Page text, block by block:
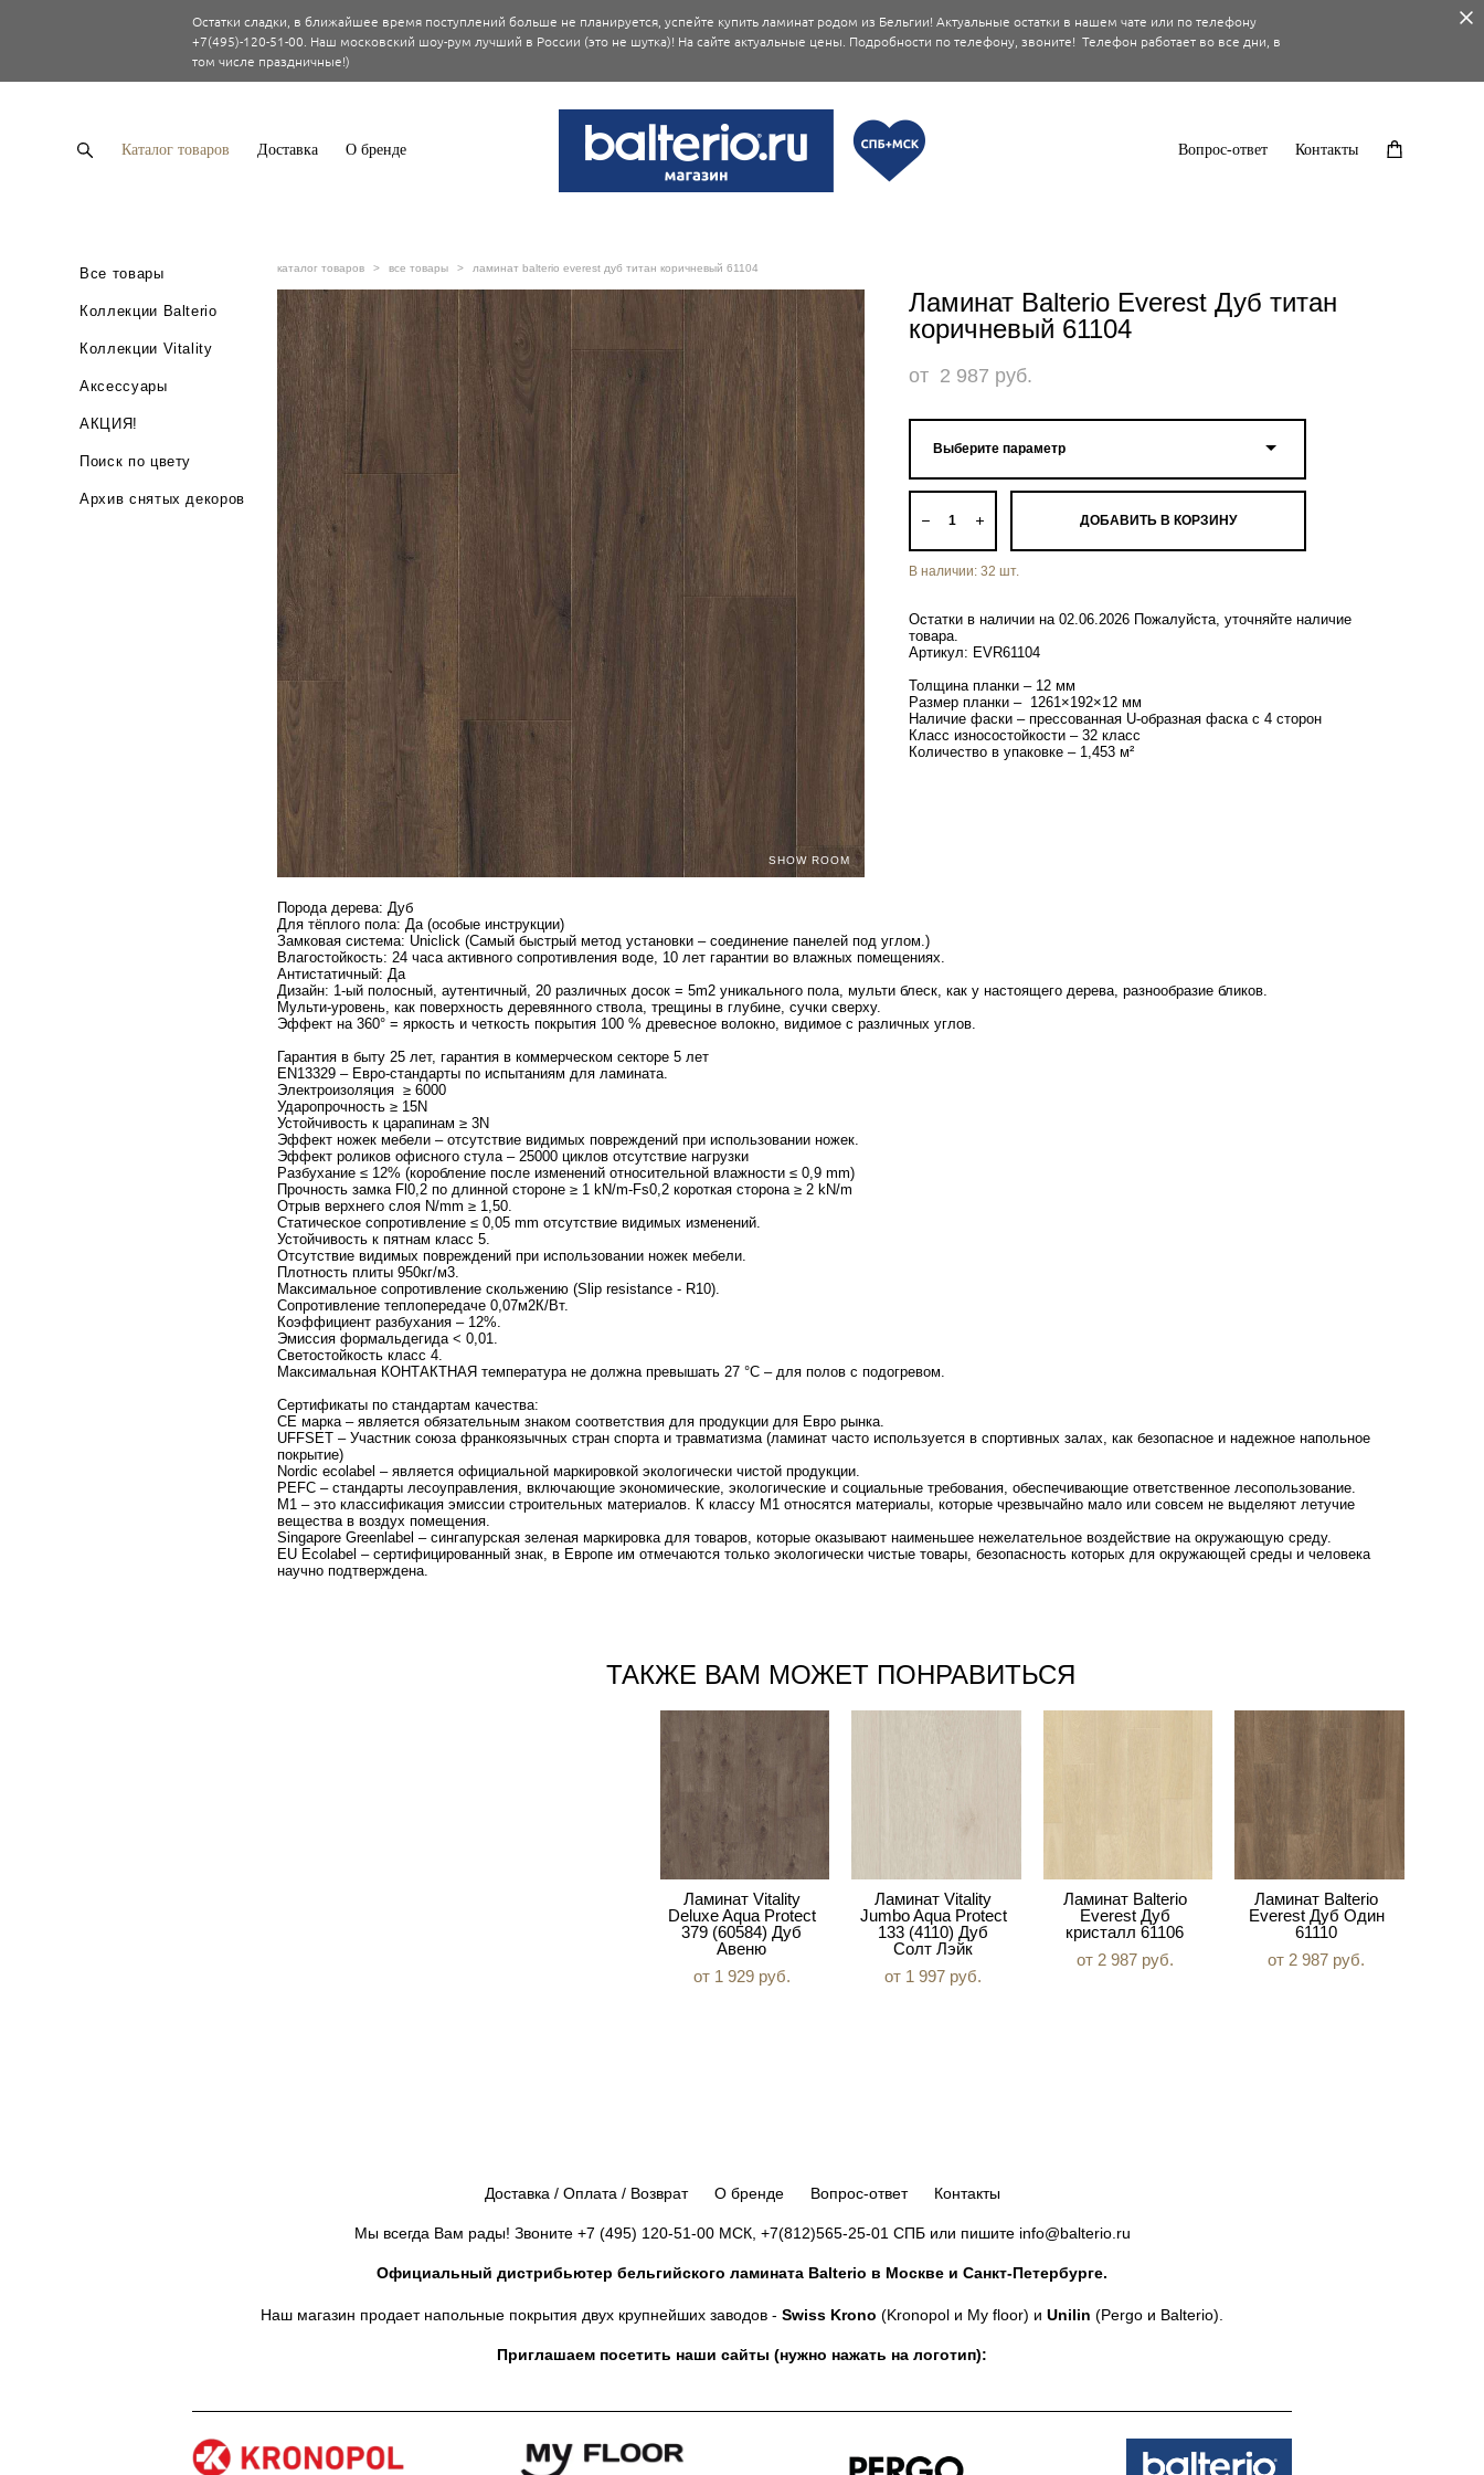
Остатки сладки, в ближайшее время поступлений больше не планируется, успейте купить ламинат родом из Бельгии! Актуальные остатки в нашем чате или по телефону
+7(495)-120-51-00. Наш московский шоу-рум лучший в России (это не шутка)! На сайте актуальные цены. Подробности по телефону, звоните! Телефон работает во все дни, в
том числе праздничные!)
Каталог товаров Доставка О бренде Вопрос-ответ Контакты
Все товары
Коллекции Balterio
Коллекции Vitality
Аксессуары
АКЦИЯ!
Поиск по цвету
Архив снятых декоров
каталог товаров > все товары > ламинат balterio everest дуб титан коричневый 61104
SHOW ROOM
Ламинат Balterio Everest Дуб титан
коричневый 61104
от 2 987 pуб.
Выберите параметр
В наличии: 32 шт.
ДОБАВИТЬ В КОРЗИНУ
Остатки в наличии на 02.06.2026 Пожалуйста, уточняйте наличие
товара.
Артикул: EVR61104
Толщина планки – 12 мм
Размер планки – 1261×192×12 мм
Наличие фаски – прессованная U-образная фаска с 4 сторон
Класс износостойкости – 32 класс
Количество в упаковке – 1,453 м­²
Порода дерева: Дуб
Для тёплого пола: Да (особые инструкции)
Замковая система: Uniclick (Самый быстрый метод установки – соединение панелей под углом.)
Влагостойкость: 24 часа активного сопротивления воде, 10 лет гарантии во влажных помещениях.
Антистатичный: Да
Дизайн: 1-ый полосный, аутентичный, 20 различных досок = 5m2 уникального пола, мульти блеск, как у настоящего дерева, разнообразие бликов.
Мульти-уровень, как поверхность деревянного ствола, трещины в глубине, сучки сверху.
Эффект на 360° = яркость и четкость покрытия 100 % древесное волокно, видимое с различных углов.
Гарантия в быту 25 лет, гарантия в коммерческом секторе 5 лет
EN13329 – Евро-стандарты по испытаниям для ламината.
Электроизоляция ≥ 6000
Ударопрочность ≥ 15N
Устойчивость к царапинам ≥ 3N
Эффект ножек мебели – отсутствие видимых повреждений при использовании ножек.
Эффект роликов офисного стула – 25000 циклов отсутствие нагрузки
Разбухание ≤ 12% (коробление после изменений относительной влажности ≤ 0,9 mm)
Прочность замка Fl0,2 по длинной стороне ≥ 1 kN/m-Fs0,2 короткая сторона ≥ 2 kN/m
Отрыв верхнего слоя N/mm ≥ 1,50.
Статическое сопротивление ≤ 0,05 mm отсутствие видимых изменений.
Устойчивость к пятнам класс 5.
Отсутствие видимых повреждений при использовании ножек мебели.
Плотность плиты 950кг/м3.
Максимальное сопротивление скольжению (Slip resistance - R10).
Сопротивление теплопередаче 0,07м2К/Вт.
Коэффициент разбухания – 12%.
Эмиссия формальдегида < 0,01.
Светостойкость класс 4.
Максимальная КОНТАКТНАЯ температура не должна превышать 27 °C – для полов с подогревом.
Сертификаты по стандартам качества:
СЕ марка – является обязательным знаком соответствия для продукции для Евро рынка.
UFFSET – Участник союза франкоязычных стран спорта и травматизма (ламинат часто используется в спортивных залах, как безопасное и надежное напольное
покрытие)
Nordic ecolabel – является официальной маркировкой экологически чистой продукции.
PEFC – стандарты лесоуправления, включающие экономические, экологические и социальные требования, обеспечивающие ответственное лесопользование.
M1 – это классификация эмиссии строительных материалов. К классу М1 относятся материалы, которые чрезвычайно мало или совсем не выделяют летучие
вещества в воздух помещения.
Singapore Greenlabel – сингапурская зеленая маркировка для товаров, которые оказывают наименьшее нежелательное воздействие на окружающую среду.
EU Ecolabel – сертифицированный знак, в Европе им отмечаются только экологически чистые товары, безопасность которых для окружающей среды и человека
научно подтверждена.
ТАКЖЕ ВАМ МОЖЕТ ПОНРАВИТЬСЯ
Ламинат Vitality
Deluxe Aqua Protect
379 (60584) Дуб
Авеню
от 1 929 pуб.
Ламинат Vitality
Jumbo Aqua Protect
133 (4110) Дуб
Солт Лэйк
от 1 997 pуб.
Ламинат Balterio
Everest Дуб
кристалл 61106
от 2 987 pуб.
Ламинат Balterio
Everest Дуб Один
61110
от 2 987 pуб.
Доставка / Оплата / Возврат О бренде Вопрос-ответ Контакты
Мы всегда Вам рады! Звоните +7 (495) 120-51-00МСК, +7(812)565-25-01 СПБ или пишите info@balterio.ru
Официальный дистрибьютер бельгийского ламината Balterio в Москве и Санкт-Петербурге.
Наш магазин продает напольные покрытия двух крупнейших заводов - Swiss Krono (Kronopol и My floor) и Unilin (Pergo и Balterio).
Приглашаем посетить наши сайты (нужно нажать на логотип):